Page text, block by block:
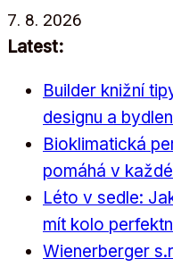
Přeskočit
na
7. 8. 2026
Latest:
Builder knižní
designu a
Bioklimatická
pomáhá v
Léto v sedle:
mít kolo
Wienerberger